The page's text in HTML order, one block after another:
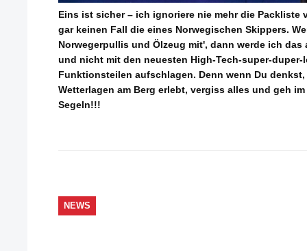
Eins ist sicher – ich ignoriere nie mehr die Packliste
gar keinen Fall die eines Norwegischen Skippers.
Norwegerpullis und Ölzeug mit', dann werde ich
und nicht mit den neuesten High-Tech-super-
Funktionsteilen aufschlagen. Denn wenn Du
Wetterlagen am Berg erlebt, vergiss alles und geh
Segeln!!!
NEWS